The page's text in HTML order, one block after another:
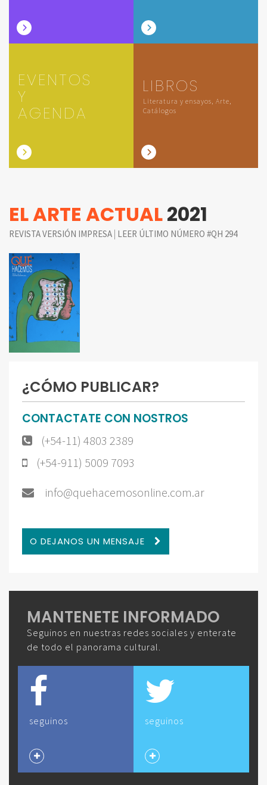
EVENTOS
Y
AGENDA
LIBROS
Literatura y ensayos, Arte,
Catálogos
EL ARTE ACTUAL2021
REVISTA VERSIÓN IMPRESA | LEER ÚLTIMO NÚMERO #QH 294
¿CÓMO PUBLICAR?
CONTACTATE CON NOSTROS
(+54-11) 4803 2389
(+54-911) 5009 7093
info@quehacemosonline.com.ar
O DEJANOS UN MENSAJE
MANTENETE INFORMADO
Seguinos en nuestras redes sociales y enterate
de todo el panorama cultural.
seguinos seguinos